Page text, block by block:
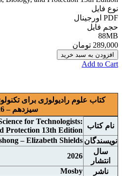
نوع فایل
PDF اورجينال
حجم فایل
88MB
289,000 تومان
افزودن به سبد خرید
Add to Cart
کتاب علوم رادیولوژی برای
سیزدهم – 2026
نام کتاب
for Technologists:
Protection 13th Edition
نويسندگان – Elizabeth Shields
سال
انتشار
2026
ناشر
Mosby